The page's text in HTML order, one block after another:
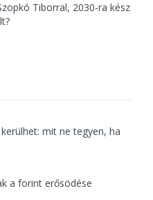
Tiborral, 2030-ra kész
mit ne tegyen, ha
a forint erősödése